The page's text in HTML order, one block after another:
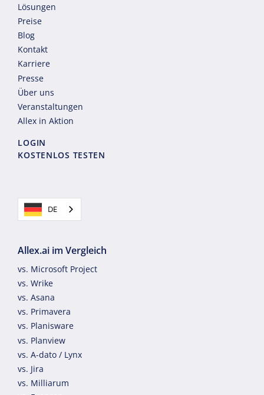
Lösungen
Preise
Blog
Kontakt
Karriere
Presse
Über uns
Veranstaltungen
Allex in Aktion
LOGIN
KOSTENLOS TESTEN
DE
Allex.ai im Vergleich
vs. Microsoft Project
vs. Wrike
vs. Asana
vs. Primavera
vs. Planisware
vs. Planview
vs. A-dato / Lynx
vs. Jira
vs. Milliarum